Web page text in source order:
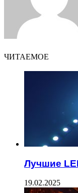
ЧИТАЕМОЕ
Лучшие
19.02.2025